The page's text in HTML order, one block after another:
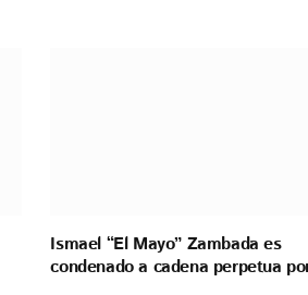
Ismael “El Mayo” Zambada es
condenado a cadena perpetua